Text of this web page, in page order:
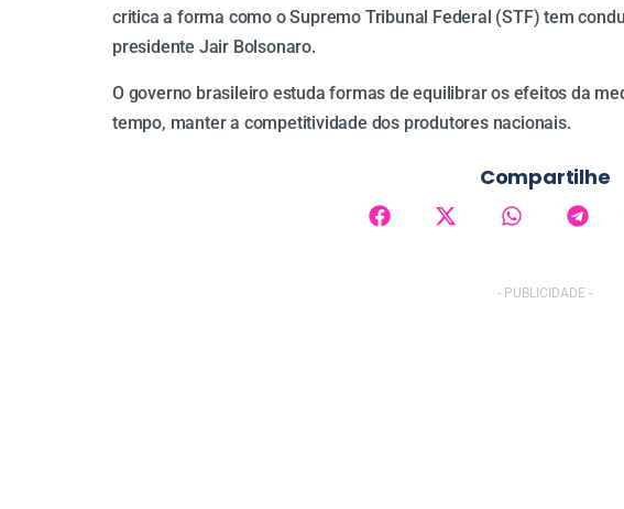
critica a forma como o Supremo Tribunal Federal (STF) tem
presidente Jair Bolsonaro.
O governo brasileiro estuda formas de equilibrar os efeitos da
tempo, manter a competitividade dos produtores nacionais.
Compartilhe
- PUBLICIDADE -